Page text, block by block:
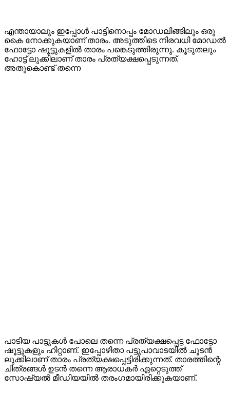
എന്തായാലും ഇപ്പോൾ പാട്ടിനൊപ്പം മോഡലിങ്ങിലും ഒരു
കൈ നോക്കുകയാണ് താരം. അടുത്തിടെ നിരവധി മോഡൽ
ഫോട്ടോ ഷൂട്ടുകളിൽ താരം പങ്കെടുത്തിരുന്നു. കൂടുതലും
ഹോട്ട് ലുക്കിലാണ് താരം പ്രത്യക്ഷപ്പെടുന്നത്.
അതുകൊണ്ട് തന്നെ
പാടിയ പാട്ടുകൾ പോലെ തന്നെ പ്രത്യക്ഷപ്പെട്ട ഫോട്ടോ
ഷൂട്ടുകളും ഹിറ്റാണ്. ഇപ്പോഴിതാ പട്ടുപാവാടയിൽ ചൂടൻ
ലുക്കിലാണ് താരം പ്രത്യക്ഷപ്പെട്ടിരിക്കുന്നത്. താരത്തിന്റെ
ചിത്രങ്ങൾ ഉടൻ തന്നെ ആരാധകർ ഏറ്റെടുത്ത്
സോഷ്യൽ മീഡിയയിൽ തരംഗമായിരിക്കുകയാണ്.